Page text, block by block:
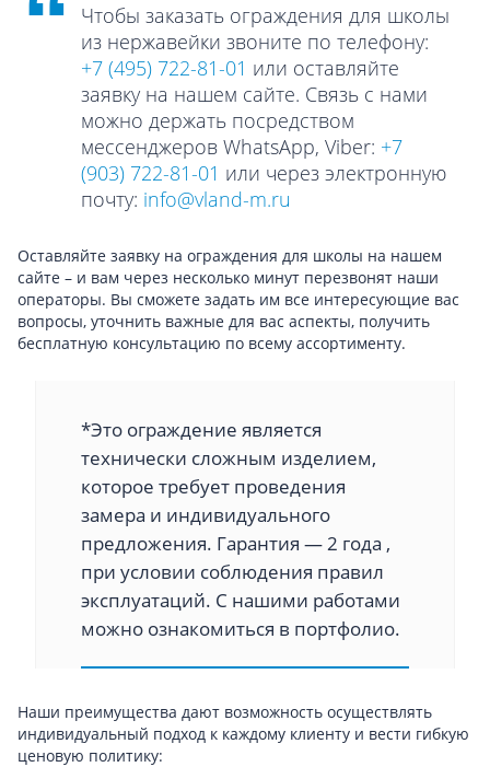
Чтобы заказать ограждения для школы
из нержавейки звоните по телефону:
+7 (495) 722-81-01 или оставляйте
заявку на нашем сайте. Связь с нами
можно держать посредством
мессенджеров WhatsApp, Viber: +7
(903) 722-81-01 или через электронную
почту: info@vland-m.ru
Оставляйте заявку на ограждения для школы на нашем
сайте – и вам через несколько минут перезвонят наши
операторы. Вы сможете задать им все интересующие вас
вопросы, уточнить важные для вас аспекты, получить
бесплатную консультацию по всему ассортименту.
*Это ограждение является
технически сложным изделием,
которое требует проведения
замера и индивидуального
предложения. Гарантия — 2 года ,
при условии соблюдения правил
эксплуатаций. С нашими работами
можно ознакомиться в портфолио.
Наши преимущества дают возможность осуществлять
индивидуальный подход к каждому клиенту и вести гибкую
ценовую политику: